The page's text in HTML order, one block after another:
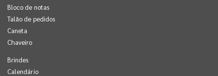
Bloco de notas
Talão de pedidos
Caneta
Chaveiro
Brindes
Calendário